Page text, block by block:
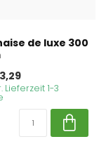
de luxe 300
Lieferzeit 1-3